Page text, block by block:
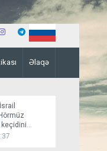
Əlaqə
keçidini